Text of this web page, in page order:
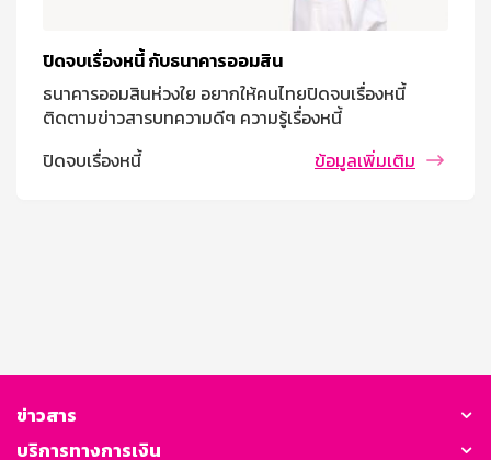
ปิดจบเรื่องหนี้ กับธนาคารออมสิน
ธนาคารออมสินห่วงใย อยากให้คนไทยปิดจบเรื่องหนี้
ติดตามข่าวสารบทความดีๆ ความรู้เรื่องหนี้
ปิดจบเรื่องหนี้
ข้อมูลเพิ่มเติม
ข่าวสาร
บริการทางการเงิน